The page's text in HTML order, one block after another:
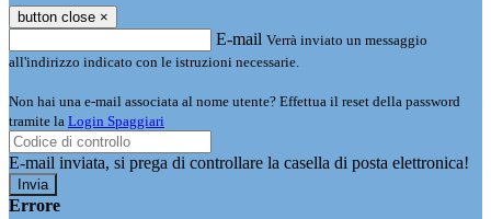
button close ×
E-mail Verrà inviato un messaggio
all'indirizzo indicato con le istruzioni necessarie.
Non hai una e-mail associata al nome utente? Effettua il reset della password
tramite la Login Spaggiari
E-mail inviata, si prega di controllare la casella di posta elettronica!
Errore